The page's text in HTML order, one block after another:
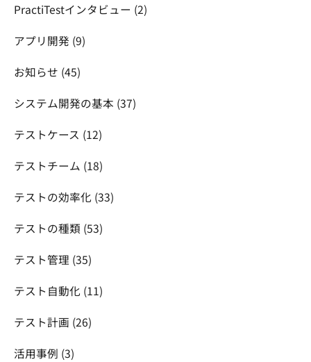
PractiTestインタビュー (2)
アプリ開発 (9)
お知らせ (45)
システム開発の基本 (37)
テストケース (12)
テストチーム (18)
テストの効率化 (33)
テストの種類 (53)
テスト管理 (35)
テスト自動化 (11)
テスト計画 (26)
活用事例 (3)